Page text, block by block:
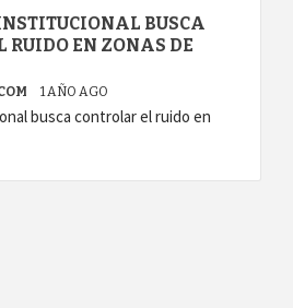
BUSCA
RUIDO EN ZONAS DE
1 AÑO AGO
busca controlar el ruido en